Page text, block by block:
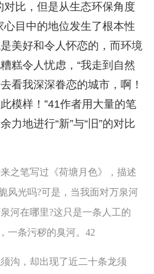
对比，但是从生态环保角度
心目中的地位发生了根本性
美好和令人怀恋的，而环境
糕令人忧虑，“我走到自然
看我深深眷恋的城市，啊！
模样！”41作者用大量的笔
力地进行“新”与“旧”的对比
之笔写过《荷塘月色》，描述
风光吗?可是，当我面对万泉河
河在哪里?这只是一条人工的
一条污秽的臭河。42
沟，却出现了近二十条龙须